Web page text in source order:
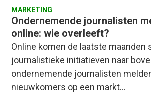
MARKETING
Ondernemende journalisten
online: wie overleeft?
Online komen de laatste maanden
journalistieke initiatieven naar
ondernemende journalisten
nieuwkomers op een markt…